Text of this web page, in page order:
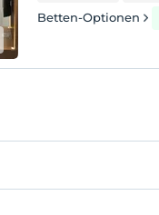
Betten-Optionen